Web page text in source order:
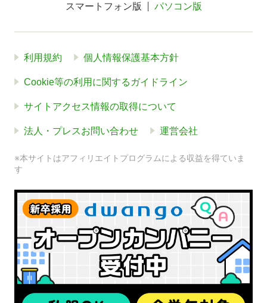
スマートフォン版 パソコン版
利用規約 個人情報保護基本方針
Cookie等の利用に関するガイドライン
サイトアクセス情報の取得について
法人・プレスお問い合わせ 運営会社
※本サイトはアフィリエイトプログラムによる収益を得ていま
す